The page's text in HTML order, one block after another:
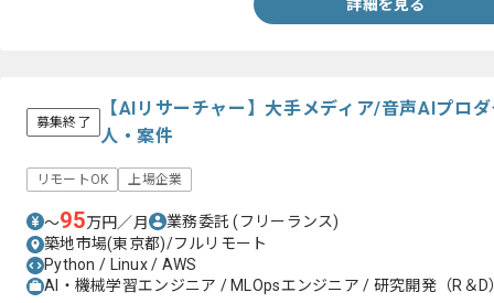
詳細を見る
募集終了
【AIリサーチャー】大手メディア/音声AIプロ
人・案件
リモートOK 上場企業
〜95万円／月 業務委託(フリーランス)
築地市場(東京都)/フルリモート
Python / Linux / AWS
AI・機械学習エンジニア / MLOpsエンジニア / 研究開発（R＆